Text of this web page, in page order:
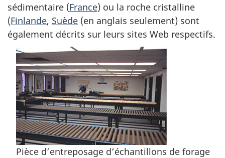
sédimentaire (France) ou la roche cristalline
(Finlande, Suède (en anglais seulement) sont
également décrits sur leurs sites Web respectifs.
Pièce d’entreposage d’échantillons de forage